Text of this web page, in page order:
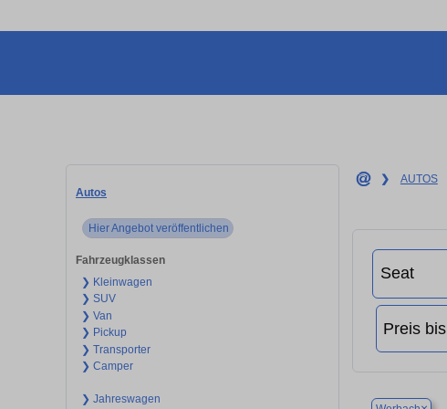
Autos
Hier Angebot veröffentlichen
Fahrzeugklassen
❯ Kleinwagen
❯ SUV
❯ Van
❯ Pickup
❯ Transporter
❯ Camper
❯ Jahreswagen
❯ AUTOS